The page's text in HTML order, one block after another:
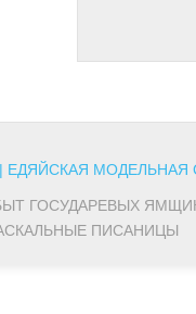
| ЕДЯЙСКАЯ
ГОСУДАРЕВЫХ
ПИСАНИЦЫ